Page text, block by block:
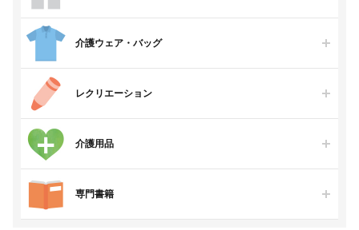
介護ウェア・バッグ
レクリエーション
介護用品
専門書籍